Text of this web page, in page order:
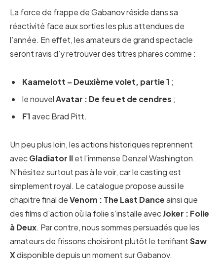
La force de frappe de Gabanov réside dans sa
réactivité face aux sorties les plus attendues de
l’année. En effet, les amateurs de grand spectacle
seront ravis d’y retrouver des titres phares comme :
Kaamelott – Deuxième volet, partie 1 ;
le nouvelAvatar : De feu et de cendres ;
F1avec Brad Pitt.
Un peu plus loin, les actions historiques reprennent
avecGladiator IIet l’immense Denzel Washington.
N’hésitez surtout pas à le voir, car le casting est
simplement royal. Le catalogue propose aussi le
chapitre final deVenom : The Last Danceainsi que
des films d’action où la folie s’installe avecJoker : Folie
à Deux. Par contre, nous sommes persuadés que les
amateurs de frissons choisiront plutôt le terrifiantSaw
Xdisponible depuis un moment sur Gabanov.